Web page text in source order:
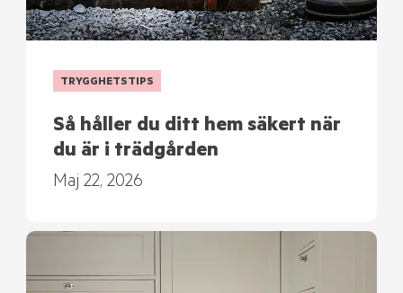
TRYGGHETSTIPS
Så håller du ditt hem säkert när
du är i trädgården
Maj 22, 2026